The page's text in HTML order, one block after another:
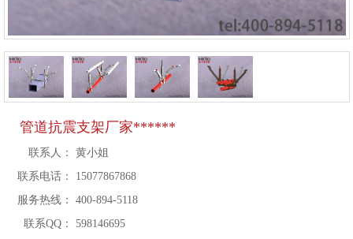
管道抗震支架厂家******
联系人：
黄小姐
联系电话：
15077867868
服务热线：
400-894-5118
联系QQ：
598146695